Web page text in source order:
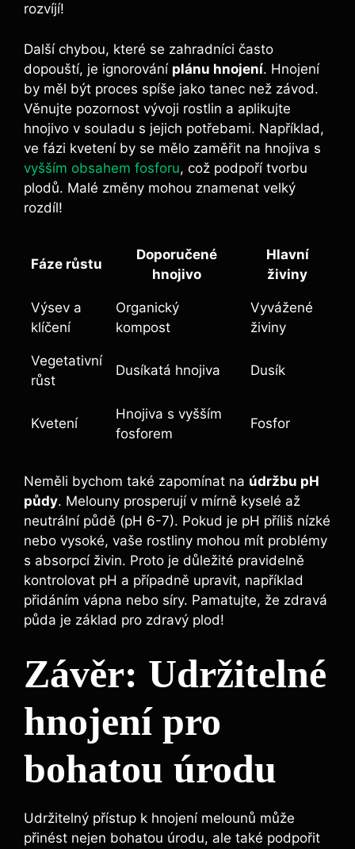
rozvíjí!
Další chybou, které se zahradníci často
dopouští, je ignorování⁤ plánu hnojení. Hnojení
by měl být proces spíše jako tanec než závod.
Věnujte‌ pozornost vývoji rostlin⁤ a aplikujte
hnojivo v souladu s jejich‍ potřebami. Například,‌
ve fázi kvetení by se​ mělo zaměřit na hnojiva s
vyšším obsahem fosforu, což podpoří tvorbu⁣
plodů.‍ Malé změny mohou znamenat velký
⁢rozdíl!
Fáze růstu
Doporučené
hnojivo
Hlavní
živiny
Výsev a
klíčení
Organický
kompost
Vyvážené
živiny
Vegetativní
růst
Dusíkatá⁤ hnojiva Dusík
Kvetení
Hnojiva s vyšším
fosforem
Fosfor
Neměli bychom také ⁣zapomínat na údržbu pH
půdy. Melouny prosperují v mírně kyselé až
neutrální půdě (pH 6-7). Pokud je pH ​příliš nízké
nebo vysoké, ‍vaše rostliny mohou mít problémy‌
s absorpcí živin. Proto je důležité ⁣pravidelně
kontrolovat pH a případně upravit, například
přidáním vápna nebo síry. Pamatujte, že zdravá
půda je základ pro zdravý plod!
Závěr: Udržitelné
hnojení pro
bohatou úrodu
Udržitelný‍ přístup k hnojení melounů ⁢může
přinést nejen bohatou úrodu, ale také‌ podpořit